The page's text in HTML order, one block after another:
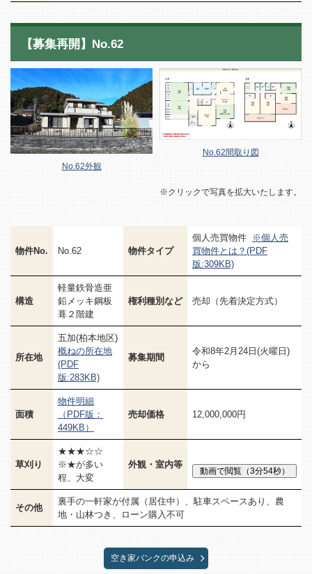
【募集再開】No.62
No.62外観
No.62間取り図
※クリックで写真を拡大いたします。
物件No. No.62 物件タイプ
個人売買物件
※個人売
買物件とは？(PDF
版:309KB)
構造
軽量鉄骨造亜
鉛メッキ鋼板
葺２階建
権利種別など 売却（先着決定方式）
所在地
五加(柏本地区)
概ねの所在地
(PDF
版:283KB)
募集期間
令和8年2月24日(火曜日)
から
面積
物件明細
（PDF版：
449KB）
売却価格 12,000,000円
草刈り
★★★☆☆
※★が多い
程、大変
外観・室内等
その他
裏手の一軒家が付属（居住中）、駐車スペースあり、農
地・山林つき、ローン購入不可
空き家バンクの申込み